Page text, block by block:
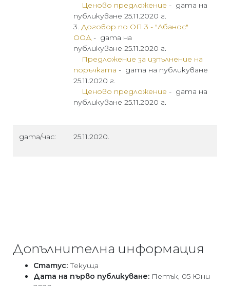
Ценово предложение - дата на
публикуване 25.11.2020 г.
3. Договор по ОП 3 - "Абанос"
ООД - дата на
публикуване 25.11.2020 г.
Предложение за изпълнение на
поръчката - дата на публикуване
25.11.2020 г.
Ценово предложение - дата на
публикуване 25.11.2020 г.
дата/час: 25.11.2020.
Допълнителна информация
Статус: Текуща
Дата на първо публикуване: Петък, 05 Юни